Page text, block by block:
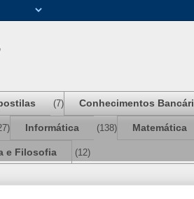
(7) Conhecimentos
Informática (138) Matemática
e Filosofia (12)